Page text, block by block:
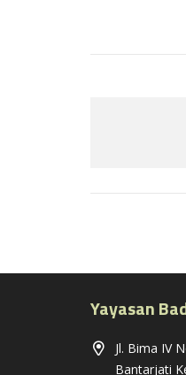
Yayasan
Jl. Bima IV
Bantarjati